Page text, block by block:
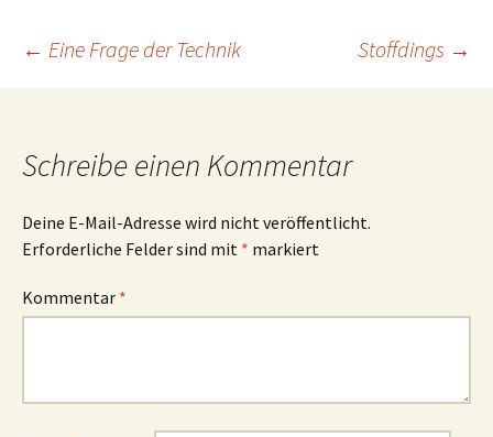
Beitrags-
← Eine Frage der Technik Stoffdings →
Schreibe einen Kommentar
Deine E-Mail-Adresse wird nicht veröffentlicht.
Erforderliche Felder sind mit * markiert
Kommentar *